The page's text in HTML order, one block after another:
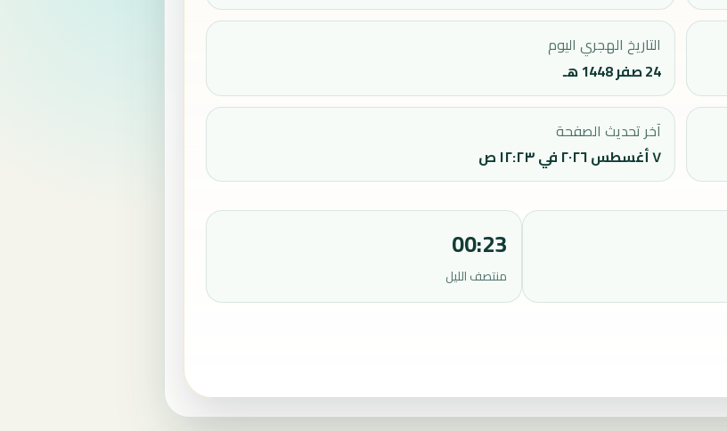
التاريخ الهجري اليوم
24 صفر 1448 هـ
آخر تحديث الصفحة
٧ أغسطس ٢٠٢٦ في ١٢:٢٣ ص
00:23
منتصف الليل